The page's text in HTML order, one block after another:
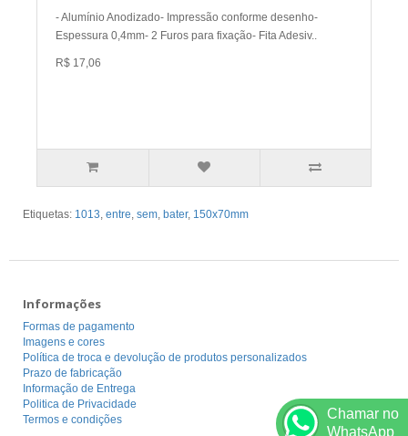
- Alumínio Anodizado- Impressão conforme desenho-
Espessura 0,4mm- 2 Furos para fixação- Fita Adesiv..
R$ 17,06
Etiquetas: 1013, entre, sem, bater, 150x70mm
Informações
Formas de pagamento
Imagens e cores
Política de troca e devolução de produtos personalizados
Prazo de fabricação
Informação de Entrega
Politica de Privacidade
Termos e condições
Chamar no
WhatsApp